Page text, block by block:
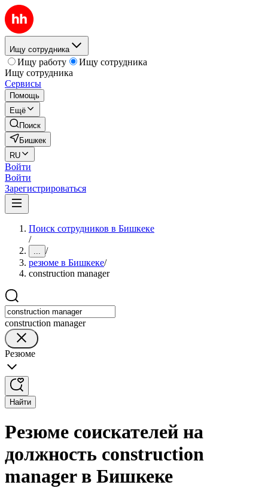
Ищу сотрудника
Ищу работу
Ищу сотрудника
Ищу сотрудника
Сервисы
Помощь
Ещё
Поиск
Бишкек
RU
Войти
Войти
Зарегистрироваться
Поиск сотрудников в Бишкеке
/
... /
резюме в Бишкеке/
construction manager
construction manager
Резюме
Найти
Резюме соискателей на
должность construction
manager в Бишкеке